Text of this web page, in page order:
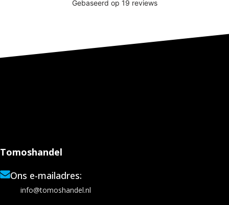
Tomoshandel
Ons e-mailadres:
info@tomoshandel.nl